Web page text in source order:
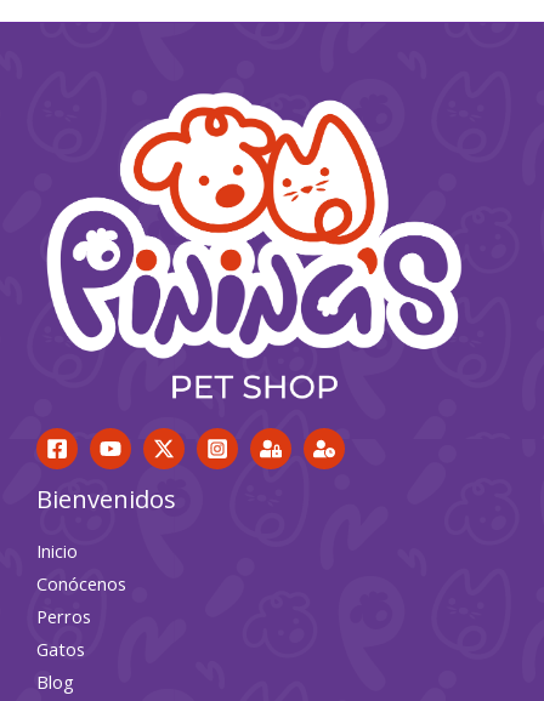
Bienvenidos
Inicio
Conócenos
Perros
Gatos
Blog